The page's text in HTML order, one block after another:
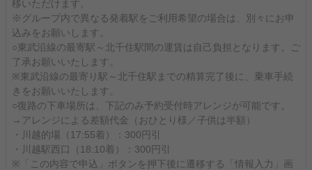
移いただけます。
※グループ内で異なる発着駅をご利用希望の場合は、別々にお申
込みをお願いします。
○東武沿線の最寄駅～北千住駅間の運賃は自己負担となります。ご
了承お願いいたします。
※東武沿線の最寄り駅～北千住駅までの精算完了後に、乗車手続
きをお願いいたします。
○復路の下車場所は、下記のみ予約受付時アレンジが可能です。
→アレンジによる差額代金（おひとり様／子供は半額）
・川越的場（17:55着）：300円引
・川越駅西口（18:10着）：300円引
※「この内容で申込」ボタンを押下後に遷移する「情報入力」画